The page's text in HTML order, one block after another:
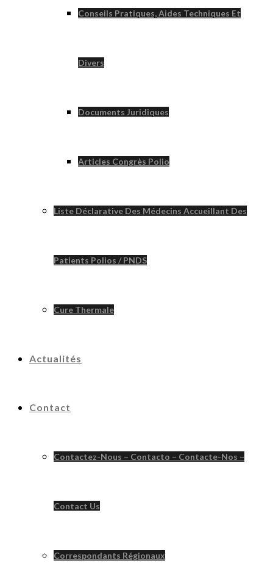
Conseils Pratiques, Aides Techniques Et
Divers
Documents Juridiques
Articles Congrès Polio
Liste Déclarative Des Médecins Accueillant Des
Patients Polios / PNDS
Cure Thermale
Actualités
Contact
Contactez-Nous – Contacto – Contacte-Nos –
Contact Us
Correspondants Régionaux